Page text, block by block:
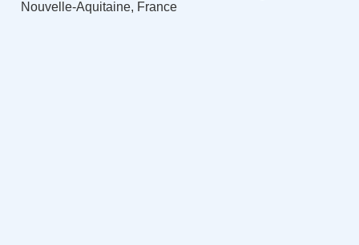
Nouvelle-Aquitaine, France